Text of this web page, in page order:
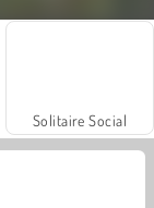
Solitaire Social